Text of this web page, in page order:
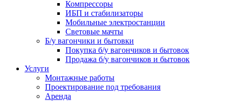
Компрессоры
ИБП и стабилизаторы
Мобильные электростанции
Световые мачты
Б/у вагончики и бытовки
Покупка б/у вагончиков и бытовок
Продажа б/у вагончиков и бытовок
Услуги
Монтажные работы
Проектирование под требования
Аренда